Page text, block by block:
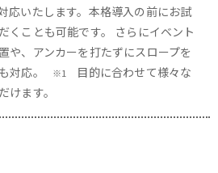
応いたします。本格導入の前にお試
くことも可能です。 さらにイベント
や、アンカーを打たずにスロープを
対応。
※1
目的に合わせて様々な
けます。